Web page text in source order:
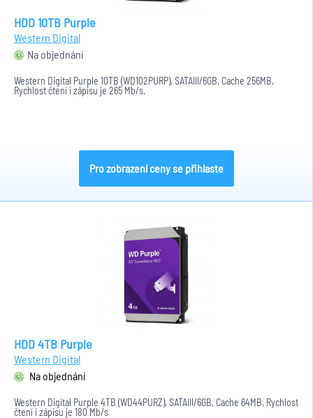
HDD 10TB Purple
Western Digital
Na objednání
Western Digital Purple 10TB (WD102PURP), SATAIII/6GB, Cache 256MB,
Rychlost čtení i zápisu je 265 Mb/s.
Pro zobrazení ceny se přihlaste
HDD 4TB Purple
Western Digital
Na objednání
Western Digital Purple 4TB (WD44PURZ), SATAIII/6GB, Cache 64MB, Rychlost
čtení i zápisu je 180 Mb/s